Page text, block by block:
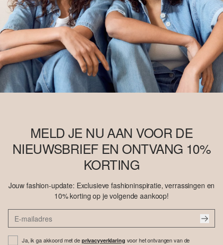
MELD JE NU AAN VOOR DE
NIEUWSBRIEF EN ONTVANG 10%
KORTING
Jouw fashion-update: Exclusieve fashioninspiratie, verrassingen en
10% korting op je volgende aankoop!
Ja, ik ga akkoord met de privacyverklaring voor het ontvangen van de